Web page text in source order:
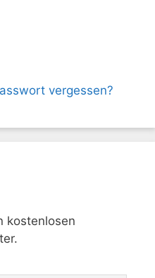
vergessen?
kostenlosen